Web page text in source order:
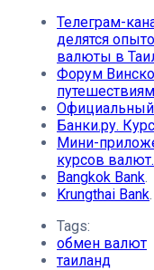
Телеграм-
делятся
валюты в
Форум
Официальный
Банки.ру.
Мини-
курсов валют.
Bangkok Bank.
Krungthai Bank.
Tags:
обмен валют
таиланд